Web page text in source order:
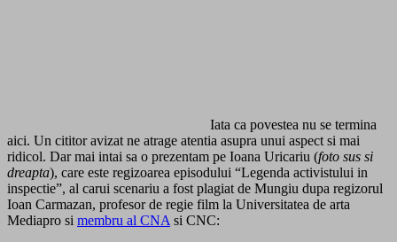
Iata ca povestea nu se termina
aici. Un cititor avizat ne atrage atentia asupra unui aspect si mai
ridicol. Dar mai intai sa o prezentam pe Ioana Uricariu (foto sus si
dreapta), care este regizoarea episodului “Legenda activistului in
inspectie”, al carui scenariu a fost plagiat de Mungiu dupa regizorul
Ioan Carmazan, profesor de regie film la Universitatea de arta
Mediapro si membru al CNA si CNC: